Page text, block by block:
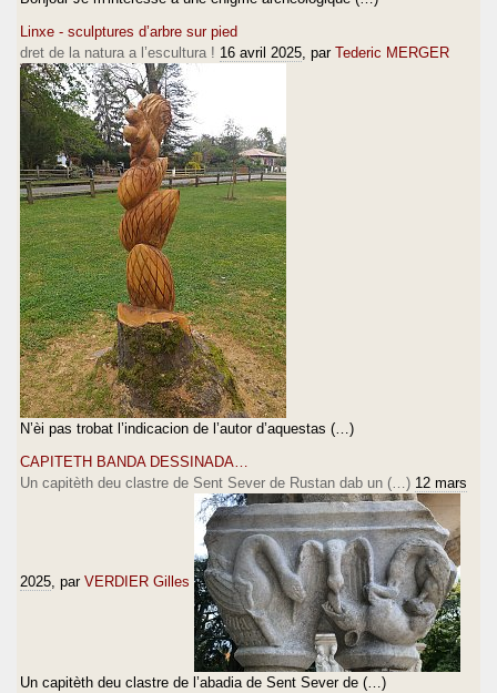
Linxe - sculptures d’arbre sur pied
dret de la natura a l’escultura ! 16 avril 2025 , par Tederic MERGER
N’èi pas trobat l’indicacion de l’autor d’aquestas (…)
CAPITETH BANDA DESSINADA…
Un capitèth deu clastre de Sent Sever de Rustan dab un (…) 12 mars
2025 , par VERDIER Gilles
Un capitèth deu clastre de l’abadia de Sent Sever de (…)